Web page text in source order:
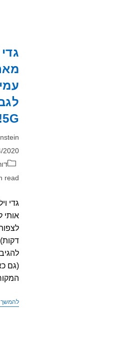
5G!
מחבר:
2020
זמן
read
גדי
אותי
(גם
להמשך